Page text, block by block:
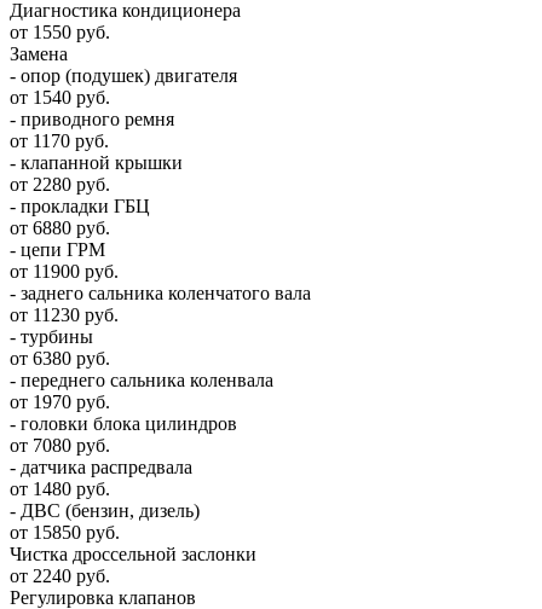
Диагностика кондиционера
от 1550 руб.
Замена
- опор (подушек) двигателя
от 1540 руб.
- приводного ремня
от 1170 руб.
- клапанной крышки
от 2280 руб.
- прокладки ГБЦ
от 6880 руб.
- цепи ГРМ
от 11900 руб.
- заднего сальника коленчатого вала
от 11230 руб.
- турбины
от 6380 руб.
- переднего сальника коленвала
от 1970 руб.
- головки блока цилиндров
от 7080 руб.
- датчика распредвала
от 1480 руб.
- ДВС (бензин, дизель)
от 15850 руб.
Чистка дроссельной заслонки
от 2240 руб.
Регулировка клапанов